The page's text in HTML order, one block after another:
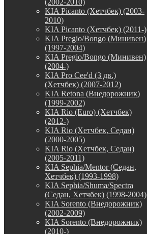
KIA Picanto (Хетчбек) (2003-
2010)
KIA Picanto (Хетчбек) (2011-)
KIA Pregio/Bongo (Минивен)
(1997-2004)
KIA Pregio/Bongo (Минивен)
(2004-)
KIA Pro Cee'd (3 дв.)
(Хетчбек) (2007-2012)
KIA Retona (Внедорожник)
(1999-2002)
KIA Rio (Euro) (Хетчбек)
(2012-)
KIA Rio (Хетчбек, Седан)
(2000-2005)
KIA Rio (Хетчбек, Седан)
(2005-2011)
KIA Sephia/Mentor (Седан,
Хетчбек) (1993-1998)
KIA Sephia/Shuma/Spectra
(Седан, Хетчбек) (1998-2004)
KIA Sorento (Внедорожник)
(2002-2009)
KIA Sorento (Внедорожник)
(2010-)